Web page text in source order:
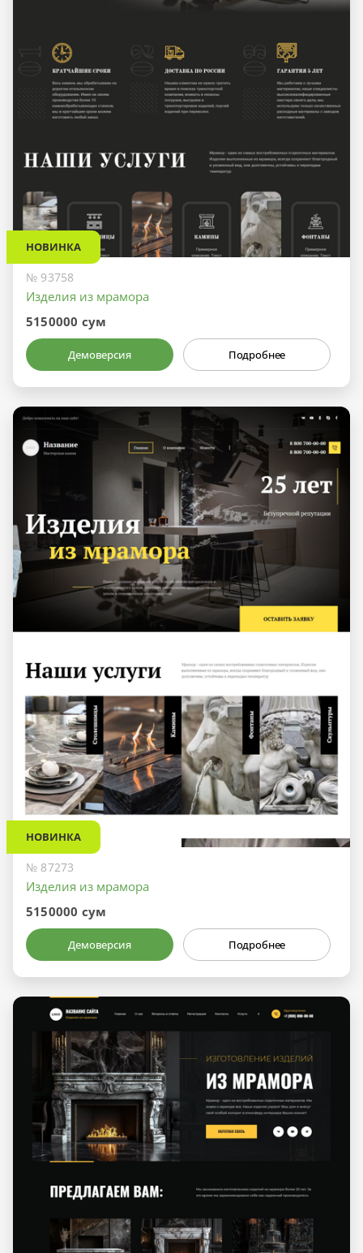
НОВИНКА
№ 93758
Изделия из мрамора
5150000 сум
Демоверсия Подробнее
НОВИНКА
№ 87273
Изделия из мрамора
5150000 сум
Демоверсия Подробнее